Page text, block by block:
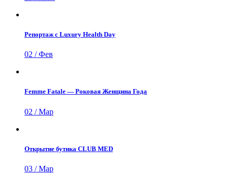
Репортаж с Luxury Health Day
02 / Фев
Femme Fatale — Роковая Женщина Года
02 / Мар
Открытие бутика CLUB MED
03 / Мар